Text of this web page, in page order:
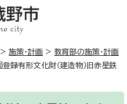
> 施策・計画 > 教育部の施策・計画
登録有形文化財（建造物）旧赤星鉄